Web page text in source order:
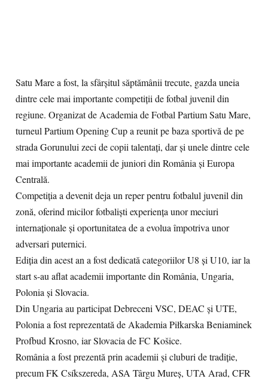
Satu Mare a fost, la sfârșitul săptămânii trecute, gazda uneia
dintre cele mai importante competiții de fotbal juvenil din
regiune. Organizat de Academia de Fotbal Partium Satu Mare,
turneul Partium Opening Cup a reunit pe baza sportivă de pe
strada Gorunului zeci de copii talentați, dar și unele dintre cele
mai importante academii de juniori din România și Europa
Centrală.
Competiția a devenit deja un reper pentru fotbalul juvenil din
zonă, oferind micilor fotbaliști experiența unor meciuri
internaționale și oportunitatea de a evolua împotriva unor
adversari puternici.
Ediția din acest an a fost dedicată categoriilor U8 și U10, iar la
start s-au aflat academii importante din România, Ungaria,
Polonia și Slovacia.
Din Ungaria au participat Debreceni VSC, DEAC și UTE,
Polonia a fost reprezentată de Akademia Piłkarska Beniaminek
Profbud Krosno, iar Slovacia de FC Košice.
România a fost prezentă prin academii și cluburi de tradiție,
precum FK Csíkszereda, ASA Târgu Mureș, UTA Arad, CFR